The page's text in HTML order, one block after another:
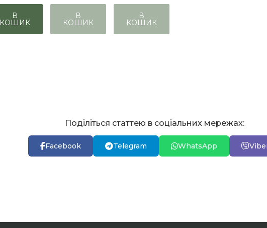
В
КОШИК
В
КОШИК
В
КОШИК
Поділіться статтею в соціальних мережах:
Facebook Telegram WhatsApp